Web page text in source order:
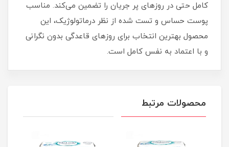
کامل حتی در روزهای پر جریان را تضمین می‌کند. مناسب
پوست حساس و تست شده از نظر درماتولوژیک، این
محصول بهترین انتخاب برای روزهای قاعدگی بدون نگرانی
و با اعتماد به نفس کامل است.
محصولات مرتبط